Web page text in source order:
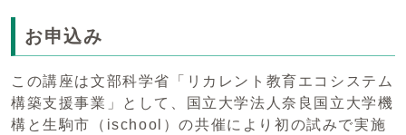
お申込み
この講座は文部科学省「リカレント教育エコシステム
構築支援事業」として、国立大学法人奈良国立大学機
構と生駒市（ischool）の共催により初の試みで実施